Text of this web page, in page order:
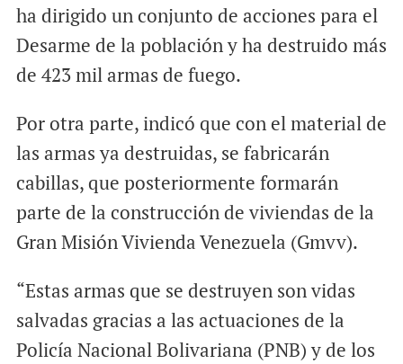
ha dirigido un conjunto de acciones para el
Desarme de la población y ha destruido más
de 423 mil armas de fuego.
Por otra parte, indicó que con el material de
las armas ya destruidas, se fabricarán
cabillas, que posteriormente formarán
parte de la construcción de viviendas de la
Gran Misión Vivienda Venezuela (Gmvv).
“Estas armas que se destruyen son vidas
salvadas gracias a las actuaciones de la
Policía Nacional Bolivariana (PNB) y de los